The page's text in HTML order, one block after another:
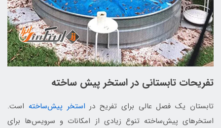
تفریحات تابستانی در استخر پیش ساخته
تابستان یک فصل عالی برای تفریح در استخر پیش‌ساخته است.
استخرهای پیش‌ساخته تنوع زیادی از امکانات و سرویس‌ها برای